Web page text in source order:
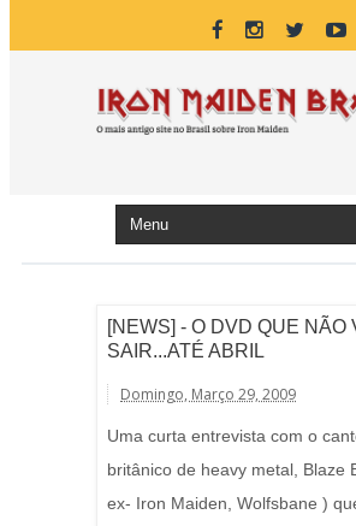
[NEWS] - O DVD QUE NÃO
SAIR...ATÉ ABRIL
Domingo, Março 29, 2009
Uma curta entrevista com o
britânico de heavy metal, Blaze
ex- Iron Maiden, Wolfsbane )